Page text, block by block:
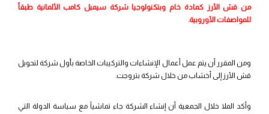
من قش الأرز كمادة خام وبتكنولوجيا شركة سيمبل كامب الألمانية طبقاً
للمواصفات الأوروبية.
ومن المقرر أن يتم عمل أعمال الإنشاءات والتركيبات الخاصة بأول شركة لتحويل
قش الأرز إلى أخشاب من خلال شركة بتروجت.
وأكد الملا خلال الجمعية أن إنشاء الشركة جاء تماشياً مع سياسة الدولة التي